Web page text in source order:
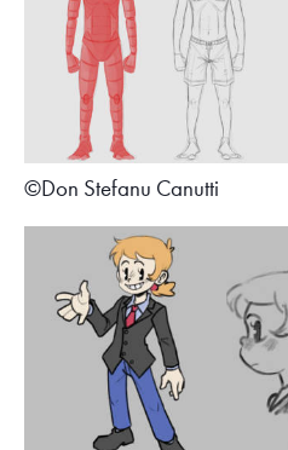
©Don Stefanu Canutti